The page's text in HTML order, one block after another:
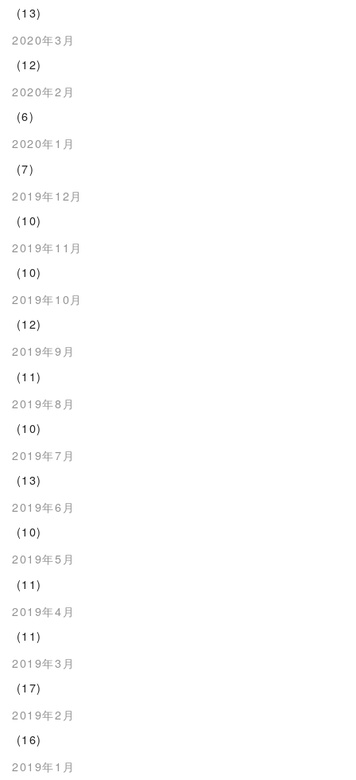
(13)
2020年3月
(12)
2020年2月
(6)
2020年1月
(7)
2019年12月
(10)
2019年11月
(10)
2019年10月
(12)
2019年9月
(11)
2019年8月
(10)
2019年7月
(13)
2019年6月
(10)
2019年5月
(11)
2019年4月
(11)
2019年3月
(17)
2019年2月
(16)
2019年1月